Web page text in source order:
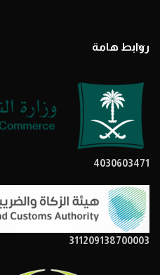
روابط هامة
4030603471
311209138700003